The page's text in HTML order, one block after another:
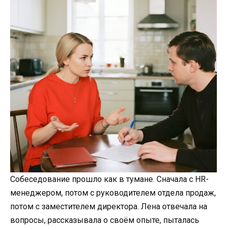
Собеседование прошло как в тумане. Сначала с HR-
менеджером, потом с руководителем отдела продаж,
потом с заместителем директора. Лена отвечала на
вопросы, рассказывала о своём опыте, пыталась